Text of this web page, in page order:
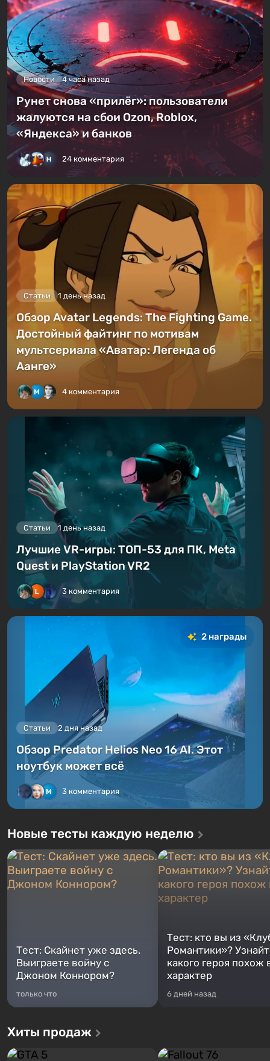
Новости 4 часа назад
Рунет снова «прилёг»: пользователи
жалуются на сбои Ozon, Roblox,
«Яндекса» и банков
24 комментария
Статьи 1 день назад
Обзор Avatar Legends: The Fighting Game.
Достойный файтинг по мотивам
мультсериала «Аватар: Легенда об
Аанге»
4 комментария
Статьи 1 день назад
Лучшие VR-игры: ТОП-53 для ПК, Meta
Quest и PlayStation VR2
3 комментария
2 награды
Статьи 2 дня назад
Обзор Predator Helios Neo 16 AI. Этот
ноутбук может всё
3 комментария
Новые тесты каждую неделю
Тест: Скайнет уже здесь.
Выиграете войну с
Джоном Коннором?
только что
Тест: кто вы из
Романтики»?
какого героя похож
характер
6 дней назад
Хиты продаж